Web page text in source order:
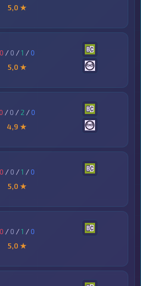
5,0 ★
0 / 0 /1 /0
5,0 ★
/ 0 / 2 /0
4,9 ★
0 / 0 /1 /0
5,0 ★
0 / 0 /1 /0
5,0 ★